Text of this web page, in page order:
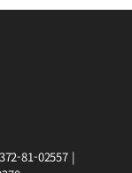
81-02557 |